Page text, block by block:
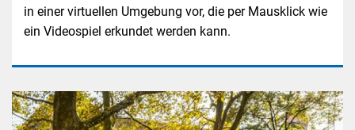
in einer virtuellen Umgebung vor, die per Mausklick wie
ein Videospiel erkundet werden kann.